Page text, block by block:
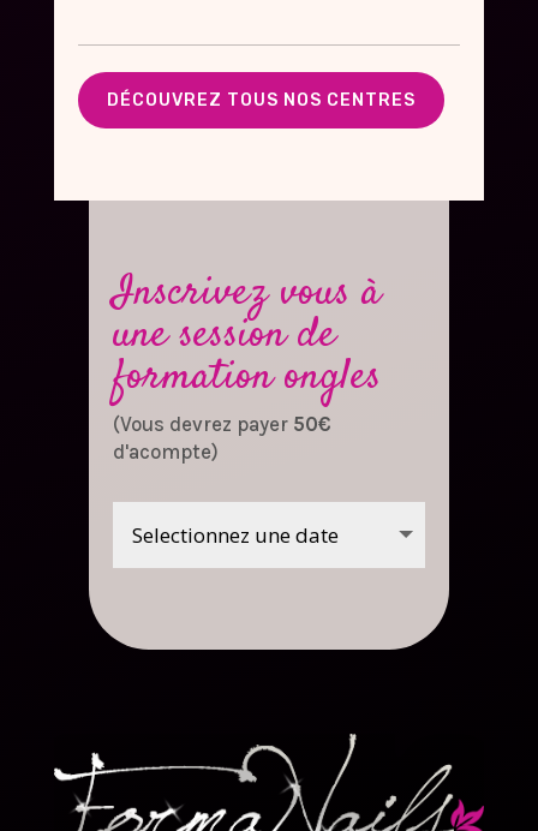
DÉCOUVREZ TOUS NOS CENTRES
Inscrivez vous à
une session de
formation ongles
(Vous devrez payer 50€
d'acompte)